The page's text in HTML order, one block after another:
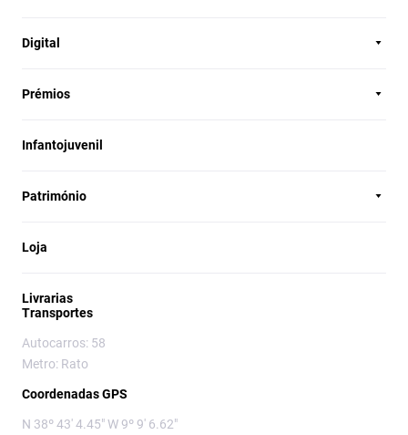
Digital
Prémios
Infantojuvenil
Património
Loja
Livrarias
Transportes
Autocarros: 58
Metro: Rato
Coordenadas GPS
N 38º 43' 4.45" W 9º 9' 6.62"